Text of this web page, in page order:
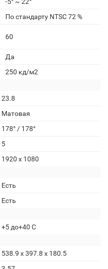
По стандарту NTSC 72 %
60
Да
250 кд/м2
23.8
Матовая
178° / 178°
5
1920 x 1080
Есть
Есть
+5 до+40 С
538.9 x 397.8 x 180.5